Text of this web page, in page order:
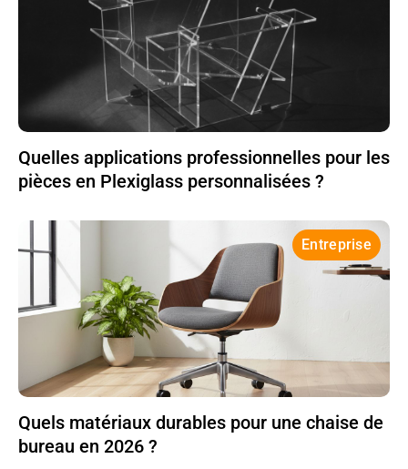
Quelles applications professionnelles pour les
pièces en Plexiglass personnalisées ?
Entreprise
Quels matériaux durables pour une chaise de
bureau en 2026 ?